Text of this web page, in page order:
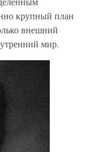
крупный план
внешний
мир.